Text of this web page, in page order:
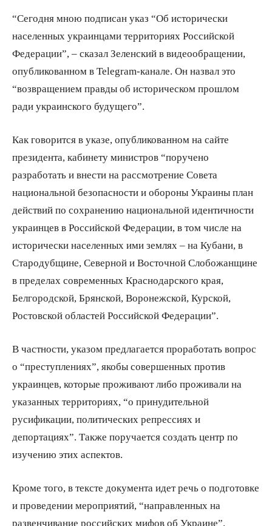
“Сегодня мною подписан указ “Об исторически
населенных украинцами территориях Российской
Федерации”, – сказал Зеленский в видеообращении,
опубликованном в Telegram-канале. Он назвал это
“возвращением правды об историческом прошлом
ради украинского будущего”.
Как говорится в указе, опубликованном на сайте
президента, кабинету министров “поручено
разработать и внести на рассмотрение Совета
национальной безопасности и обороны Украины план
действий по сохранению национальной идентичности
украинцев в Российской Федерации, в том числе на
исторически населенных ими землях – на Кубани, в
Стародубщине, Северной и Восточной Слобожанщине
в пределах современных Краснодарского края,
Белгородской, Брянской, Воронежской, Курской,
Ростовской областей Российской Федерации”.
В частности, указом предлагается проработать вопрос
о “преступлениях”, якобы совершенных против
украинцев, которые проживают либо проживали на
указанных территориях, “о принудительной
русификации, политических репрессиях и
депортациях”. Также поручается создать центр по
изучению этих аспектов.
Кроме того, в тексте документа идет речь о подготовке
и проведении мероприятий, “направленных на
развенчивание российских мифов об Украине”.